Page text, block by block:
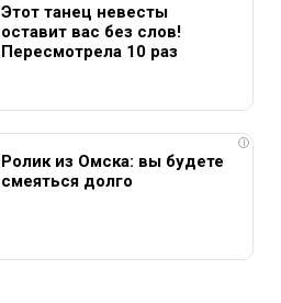
Этот танец невесты
оставит вас без слов!
Пересмотрела 10 раз
i
Ролик из Омска: вы будете
смеяться долго